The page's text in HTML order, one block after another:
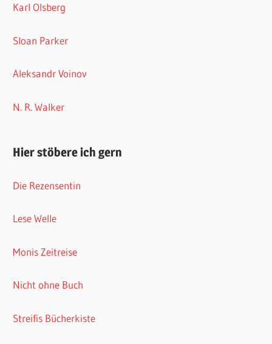
Karl Olsberg
Sloan Parker
Aleksandr Voinov
N. R. Walker
Hier stöbere ich gern
Die Rezensentin
Lese Welle
Monis Zeitreise
Nicht ohne Buch
Streifis Bücherkiste